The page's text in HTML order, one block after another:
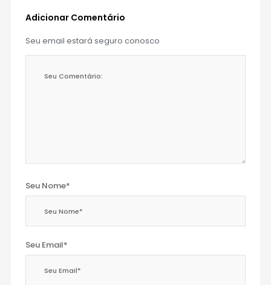
Adicionar Comentário
Seu email estará seguro conosco
Seu Nome*
Seu Email*